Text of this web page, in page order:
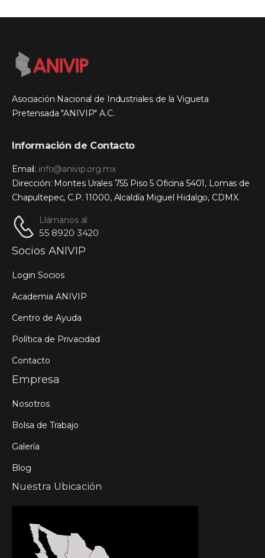
Asociación Nacional de Industriales de la Vigueta
Pretensada "ANIVIP" A.C.
Información de Contacto
Email: info@anivip.org.mx
Dirección: Montes Urales 755 Piso 5 Oficina 5401, Lomas de
Chapultepec, C.P. 11000, Alcaldía Miguel Hidalgo, CDMX.
Llámanos al:
55 8920 3420
Socios ANIVIP
Login Socios
Academia ANIVIP
Centro de Ayuda
Política de Privacidad
Contacto
Empresa
Nosotros
Bolsa de Trabajo
Galería
Blog
Nuestra Ubicación